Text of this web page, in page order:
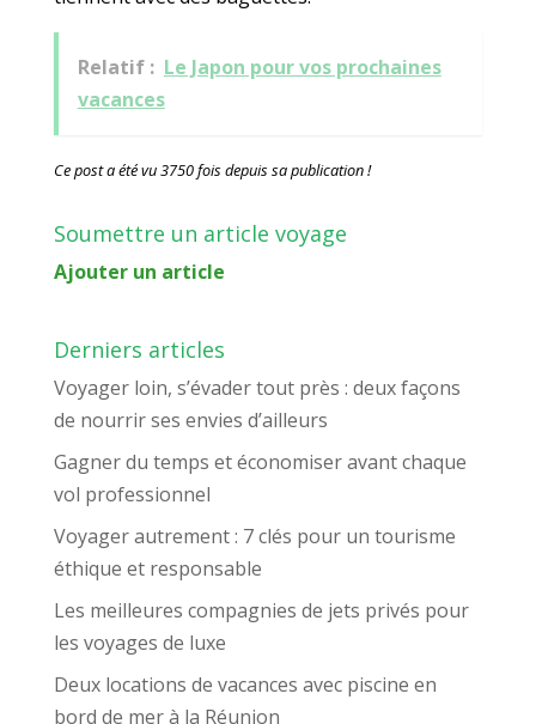
Relatif : Le Japon pour vos prochaines
vacances
Ce post a été vu 3750 fois depuis sa publication !
Soumettre un article voyage
Ajouter un article
Derniers articles
Voyager loin, s’évader tout près : deux façons
de nourrir ses envies d’ailleurs
Gagner du temps et économiser avant chaque
vol professionnel
Voyager autrement : 7 clés pour un tourisme
éthique et responsable
Les meilleures compagnies de jets privés pour
les voyages de luxe
Deux locations de vacances avec piscine en
bord de mer à la Réunion